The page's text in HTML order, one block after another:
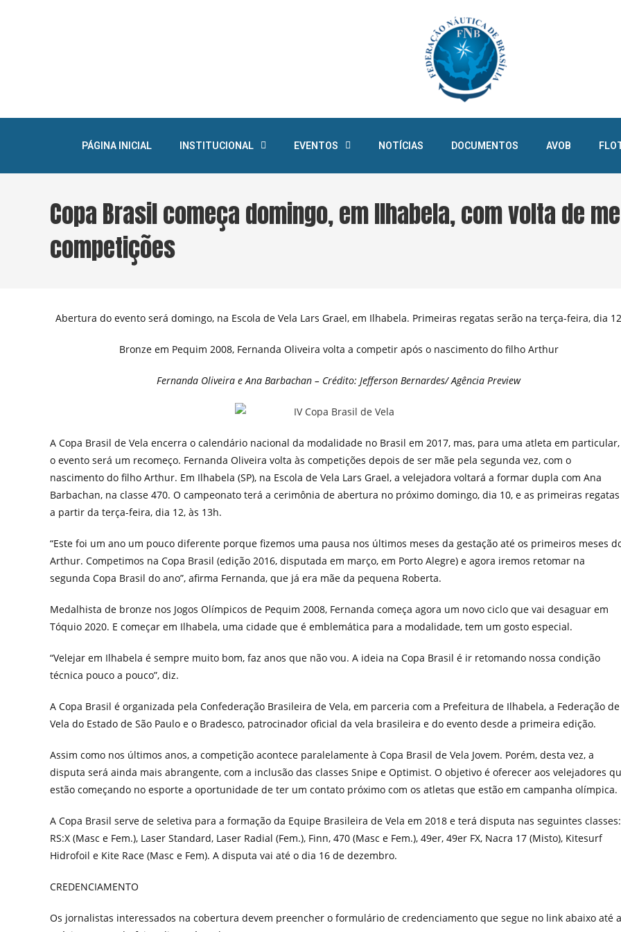
PÁGINA INICIAL INSTITUCIONAL EVENTOS NOTÍCIAS DOCUMENTOS AVOB
Copa Brasil começa domingo, em Ilhabela, com volta de
competições
Abertura do evento será domingo, na Escola de Vela Lars Grael, em Ilhabela. Primeiras regatas serão na terça-feira, dia 12
Bronze em Pequim 2008, Fernanda Oliveira volta a competir após o nascimento do filho Arthur
Fernanda Oliveira e Ana Barbachan – Crédito: Jefferson Bernardes/ Agência Preview
A Copa Brasil de Vela encerra o calendário nacional da modalidade no Brasil em 2017, mas, para uma atleta em particular,
o evento será um recomeço. Fernanda Oliveira volta às competições depois de ser mãe pela segunda vez, com o
nascimento do filho Arthur. Em Ilhabela (SP), na Escola de Vela Lars Grael, a velejadora voltará a formar dupla com Ana
Barbachan, na classe 470. O campeonato terá a cerimônia de abertura no próximo domingo, dia 10, e as primeiras regatas
a partir da terça-feira, dia 12, às 13h.
“Este foi um ano um pouco diferente porque fizemos uma pausa nos últimos meses da gestação até os primeiros meses
Arthur. Competimos na Copa Brasil (edição 2016, disputada em março, em Porto Alegre) e agora iremos retomar na
segunda Copa Brasil do ano”, afirma Fernanda, que já era mãe da pequena Roberta.
Medalhista de bronze nos Jogos Olímpicos de Pequim 2008, Fernanda começa agora um novo ciclo que vai desaguar em
Tóquio 2020. E começar em Ilhabela, uma cidade que é emblemática para a modalidade, tem um gosto especial.
“Velejar em Ilhabela é sempre muito bom, faz anos que não vou. A ideia na Copa Brasil é ir retomando nossa condição
técnica pouco a pouco”, diz.
A Copa Brasil é organizada pela Confederação Brasileira de Vela, em parceria com a Prefeitura de Ilhabela, a Federação de
Vela do Estado de São Paulo e o Bradesco, patrocinador oficial da vela brasileira e do evento desde a primeira edição.
Assim como nos últimos anos, a competição acontece paralelamente à Copa Brasil de Vela Jovem. Porém, desta vez, a
disputa será ainda mais abrangente, com a inclusão das classes Snipe e Optimist. O objetivo é oferecer aos velejadores
estão começando no esporte a oportunidade de ter um contato próximo com os atletas que estão em campanha olímpica.
A Copa Brasil serve de seletiva para a formação da Equipe Brasileira de Vela em 2018 e terá disputa nas seguintes classes:
RS:X (Masc e Fem.), Laser Standard, Laser Radial (Fem.), Finn, 470 (Masc e Fem.), 49er, 49er FX, Nacra 17 (Misto), Kitesurf
Hidrofoil e Kite Race (Masc e Fem). A disputa vai até o dia 16 de dezembro.
CREDENCIAMENTO
Os jornalistas interessados na cobertura devem preencher o formulário de credenciamento que segue no link abaixo até a